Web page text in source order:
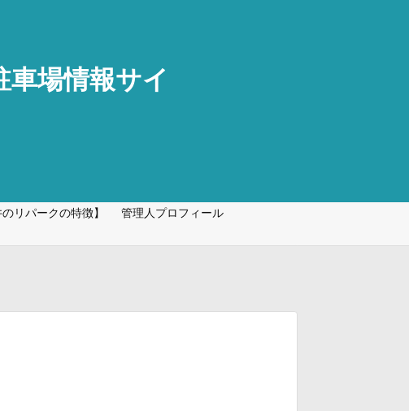
車場情報サイ
リパークの特徴】
管理人プロフィール